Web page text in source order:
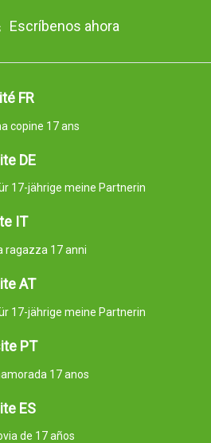
Escríbenos ahora
FR
copine 17 ans
DE
17-jährige meine Partnerin
IT
ragazza 17 anni
AT
17-jährige meine Partnerin
PT
17 anos
ES
de 17 años